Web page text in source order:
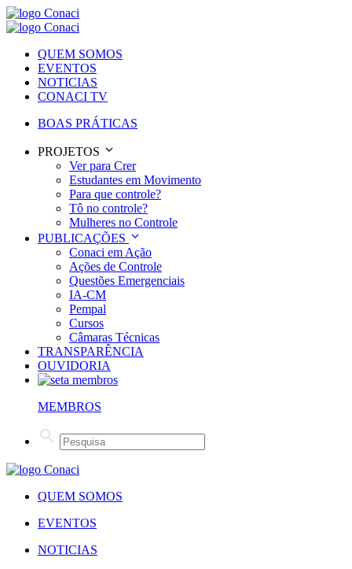
QUEM SOMOS
EVENTOS
NOTICIAS
CONACI TV
BOAS PRÁTICAS
PROJETOS
Ver para Crer
Estudantes em Movimento
Para que controle?
Tô no controle?
Mulheres no Controle
PUBLICAÇÕES
Conaci em Ação
Ações de Controle
Questões Emergenciais
IA-CM
Pempal
Cursos
Câmaras Técnicas
TRANSPARÊNCIA
OUVIDORIA
MEMBROS
QUEM SOMOS
EVENTOS
NOTICIAS